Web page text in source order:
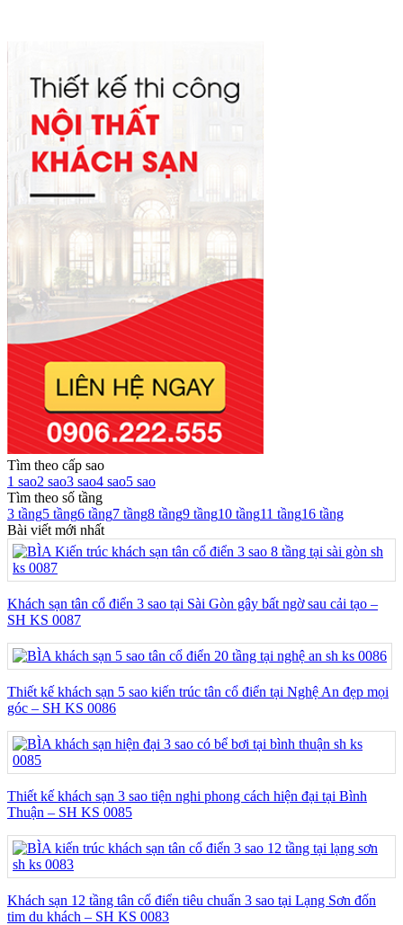
Tìm theo cấp sao
1 sao2 sao3 sao4 sao5 sao
Tìm theo số tầng
3 tầng5 tầng6 tầng7 tầng8 tầng9 tầng10 tầng11 tầng16 tầng
Bài viết mới nhất
Khách sạn tân cổ điển 3 sao tại Sài Gòn gây bất ngờ sau cải tạo –
SH KS 0087
Thiết kế khách sạn 5 sao kiến trúc tân cổ điển tại Nghệ An đẹp mọi
góc – SH KS 0086
Thiết kế khách sạn 3 sao tiện nghi phong cách hiện đại tại Bình
Thuận – SH KS 0085
Khách sạn 12 tầng tân cổ điển tiêu chuẩn 3 sao tại Lạng Sơn đốn
tim du khách – SH KS 0083